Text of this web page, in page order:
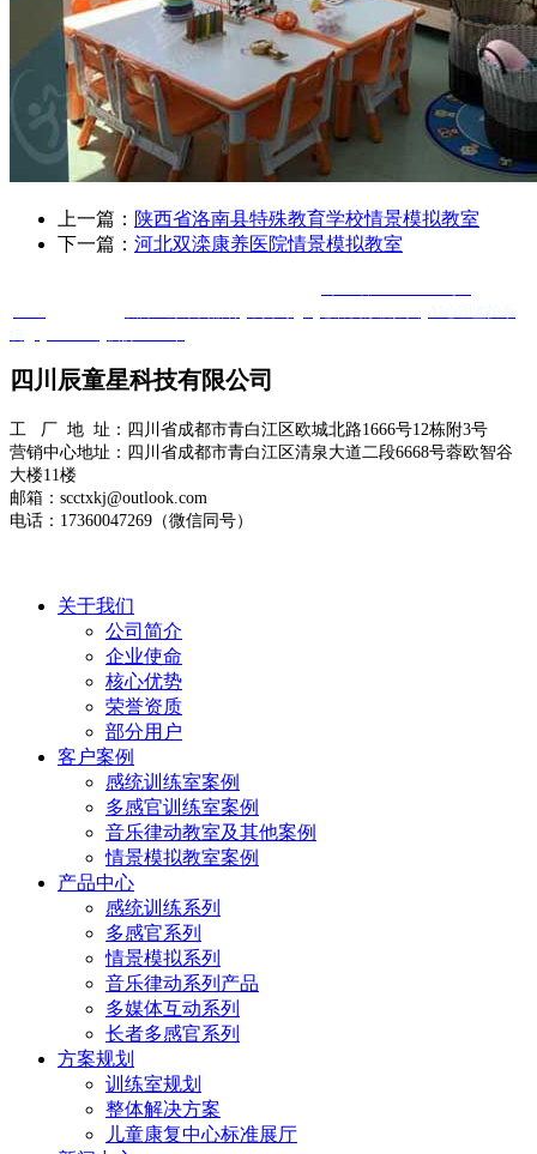
上一篇： 陕西省洛南县特殊教育学校情景模拟教室
下一篇： 河北双滦康养医院情景模拟教室
四川辰童星科技有限公司
工 厂 地 址：四川省成都市青白江区欧城北路1666号12栋附3号
营销中心地址：四川省成都市青白江区清泉大道二段6668号蓉欧智谷
大楼11楼
邮箱：scctxkj@outlook.com
电话：17360047269（微信同号）
关于我们
公司简介
企业使命
核心优势
荣誉资质
部分用户
客户案例
感统训练室案例
多感官训练室案例
音乐律动教室及其他案例
情景模拟教室案例
产品中心
感统训练系列
多感官系列
情景模拟系列
音乐律动系列产品
多媒体互动系列
长者多感官系列
方案规划
训练室规划
整体解决方案
儿童康复中心标准展厅